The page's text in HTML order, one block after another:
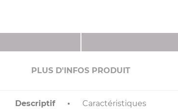
PLUS D'INFOS PRODUIT
Descriptif Caractéristiques